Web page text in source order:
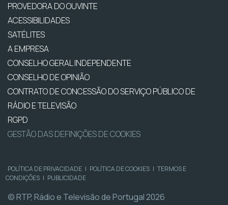
PROVEDORA DO OUVINTE
ACESSIBILIDADES
SATÉLITES
A EMPRESA
CONSELHO GERAL INDEPENDENTE
CONSELHO DE OPINIÃO
CONTRATO DE CONCESSÃO DO SERVIÇO PÚBLICO DE
RÁDIO E TELEVISÃO
RGPD
GESTÃO DAS DEFINIÇÕES DE COOKIES
POLÍTICA DE PRIVACIDADE | POLÍTICA DE COOKIES | TERMOS E
CONDIÇÕES | PUBLICIDADE
© RTP, Rádio e Televisão de Portugal 2026